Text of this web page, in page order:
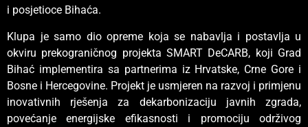
i posjetioce Bihaća.
Klupa je samo dio opreme koja se nabavlja i postavlja u
okviru prekograničnog projekta SMART DeCARB, koji Grad
Bihać implementira sa partnerima iz Hrvatske, Crne Gore i
Bosne i Hercegovine. Projekt je usmjeren na razvoj i primjenu
inovativnih rješenja za dekarbonizaciju javnih zgrada,
povećanje energijske efikasnosti i promociju održivog